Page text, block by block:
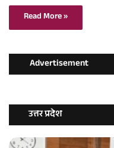
Read More »
Advertisement
उत्तर प्रदेश